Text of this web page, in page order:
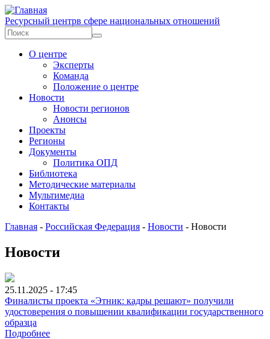
Перейти к основному содержанию
Ресурсный центрв сфере национальных отношений
О центре
Эксперты
Команда
Положение о центре
Новости
Новости регионов
Анонсы
Проекты
Регионы
Документы
Политика ОПД
Библиотека
Методические материалы
Мультимедиа
Контакты
Главная - Российская Федерация - Новости - Новости
Новости
25.11.2025 - 17:45
Финалисты проекта «Этник: кадры решают» получили
удостоверения о повышении квалификации государственного
образца
Подробнее